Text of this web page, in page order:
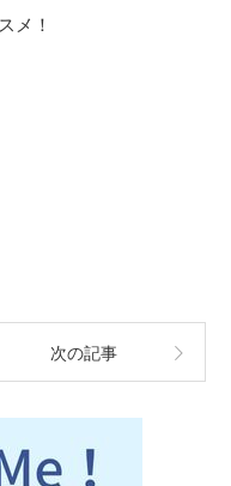
メ！
次の記事